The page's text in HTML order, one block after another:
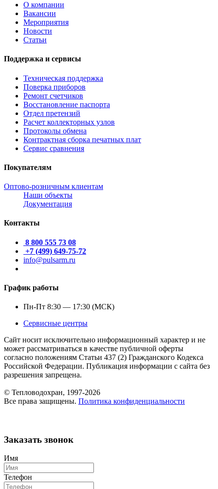
О компании
Вакансии
Мероприятия
Новости
Статьи
Поддержка и сервисы
Техническая поддержка
Поверка приборов
Ремонт счетчиков
Восстановление паспорта
Отдел претензий
Расчет коллекторных узлов
Протоколы обмена
Контрактная сборка печатных плат
Сервис сравнения
Покупателям
Оптово-розничным клиентам
Наши объекты
Документация
Контакты
8 800 555 73 08
+7 (499) 649-75-72
info@pulsarm.ru
График работы
Пн-Пт 8:30 — 17:30 (МСК)
Сервисные центры
Сайт носит исключительно информационный характер и не
может рассматриваться в качестве публичной оферты
согласно положениям Статьи 437 (2) Гражданского Кодекса
Российской Федерации. Публикация информации с сайта без
разрешения запрещена.
© Тепловодохран, 1997-2026
Все права защищены. Политика конфиденциальности
Заказать звонок
Имя
Телефон